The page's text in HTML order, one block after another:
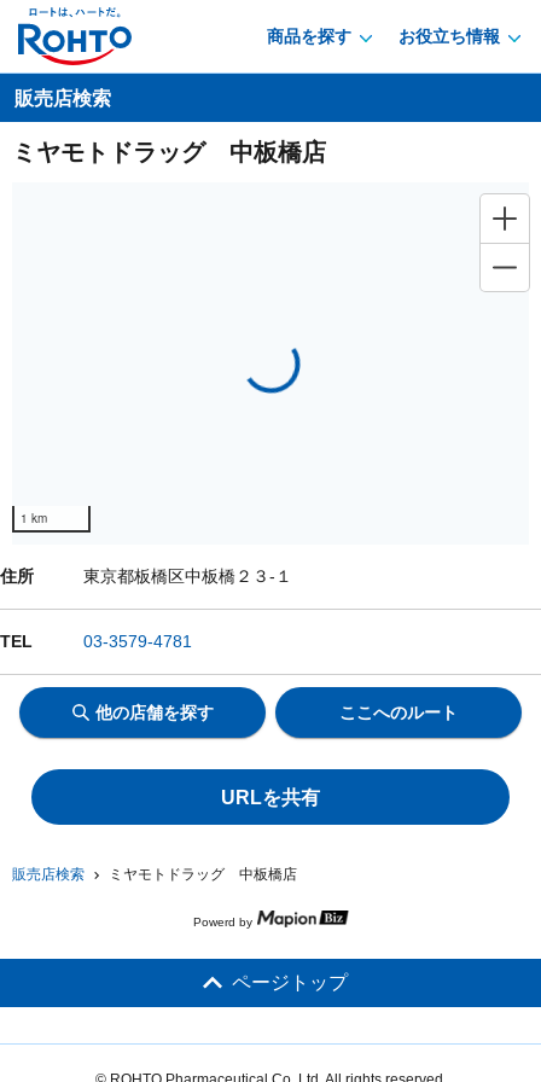
商品を探す お役立ち情報
販売店検索 ミヤモトドラッグ 中板橋店
販売店検索
ミヤモトドラッグ 中板橋店
住所 東京都板橋区中板橋２３-１
TEL 03-3579-4781
他の店舗を探す ここへのルート
URLを共有
Loading...
1 km
Powerd by
ページトップ